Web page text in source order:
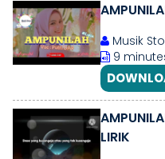
Musik
9
LIRIK